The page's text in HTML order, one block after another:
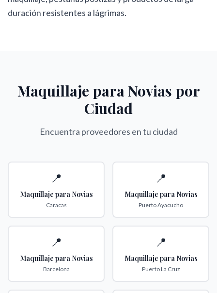
duración resistentes a lágrimas.
Maquillaje para Novias por
Ciudad
Encuentra proveedores en tu ciudad
📍
Maquillaje para Novias
Caracas
📍
Maquillaje para Novias
Puerto Ayacucho
📍
Maquillaje para Novias
Barcelona
📍
Maquillaje para Novias
Puerto La Cruz